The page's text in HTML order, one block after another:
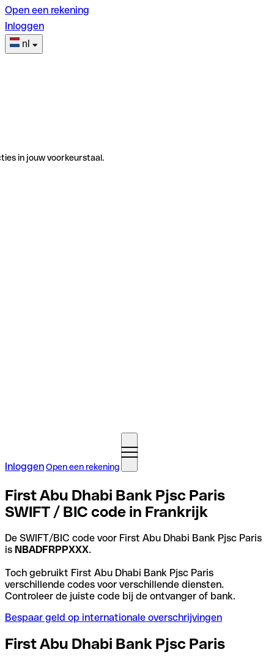
Open een rekening
Inloggen
nl
in jouw voorkeurstaal.
InloggenOpen een rekening
First Abu Dhabi Bank Pjsc Paris
SWIFT / BIC code in Frankrijk
De SWIFT/BIC code voor First Abu Dhabi Bank Pjsc Paris
is NBADFRPPXXX.
Toch gebruikt First Abu Dhabi Bank Pjsc Paris
verschillende codes voor verschillende diensten.
Controleer de juiste code bij de ontvanger of bank.
Bespaar geld op internationale overschrijvingen
First Abu Dhabi Bank Pjsc Paris